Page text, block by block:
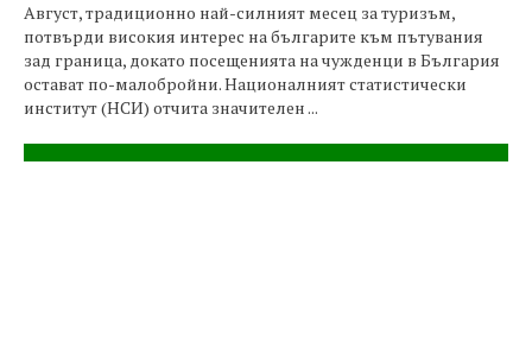
Август, традиционно най-силният месец за туризъм,
потвърди високия интерес на българите към пътувания
зад граница, докато посещенията на чужденци в България
остават по-малобройни. Националният статистически
институт (НСИ) отчита значителен ...